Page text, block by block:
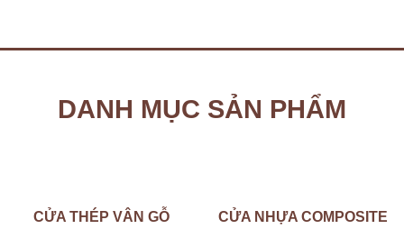
DANH MỤC SẢN PHẨM
CỬA THÉP VÂN GỖ CỬA NHỰA COMPOSITE